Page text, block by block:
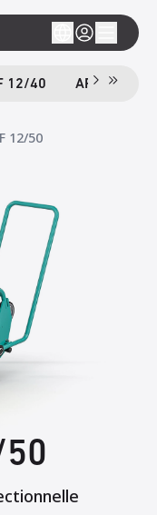
12/40 APF 12/40-
12/50